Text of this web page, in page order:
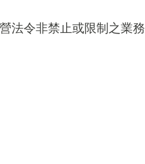
法令非禁止或限制之業務